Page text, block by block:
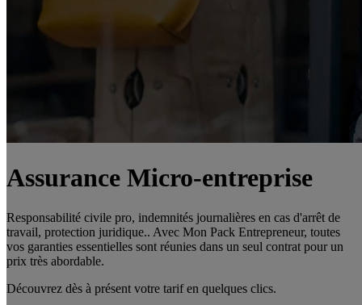
Assurance Micro-entreprise
Responsabilité civile pro, indemnités journalières en cas d'arrêt de
travail, protection juridique.. Avec Mon Pack Entrepreneur, toutes
vos garanties essentielles sont réunies dans un seul contrat pour un
prix très abordable.
Découvrez dès à présent votre tarif en quelques clics.